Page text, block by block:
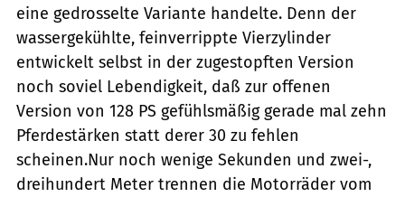
eine gedrosselte Variante handelte. Denn der
wassergekühlte, feinverrippte Vierzylinder
entwickelt selbst in der zugestopften Version
noch soviel Lebendigkeit, daß zur offenen
Version von 128 PS gefühlsmäßig gerade mal zehn
Pferdestärken statt derer 30 zu fehlen
scheinen.Nur noch wenige Sekunden und zwei-,
dreihundert Meter trennen die Motorräder vom